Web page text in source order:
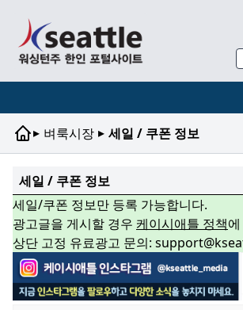
▸ 벼룩시장 ▸ 세일 / 쿠폰 정보
세일 / 쿠폰 정보
세일/쿠폰 정보만 등록 가능합니다.
광고글을 게시할 경우 케이시애틀 정책
상단 고정 유료광고 문의: